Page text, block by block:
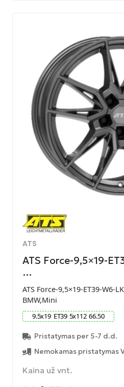
ATS
ATS Force-9,5×19-
…
ATS Force-9,5×19-ET39-W6-
BMW,Mini
9.5x19 ET39 5x112 66.50
Pristatymas per 5-7 d.d.
Nemokamas pristatymas
Kaina už vnt.